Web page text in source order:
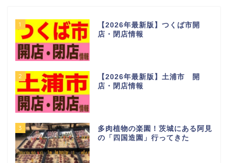
1
【2026年最新版】つくば市開
店・閉店情報
2
【2026年最新版】土浦市 開
店・閉店情報
3
多肉植物の楽園！茨城にある阿見
の「四国造園」行ってきた